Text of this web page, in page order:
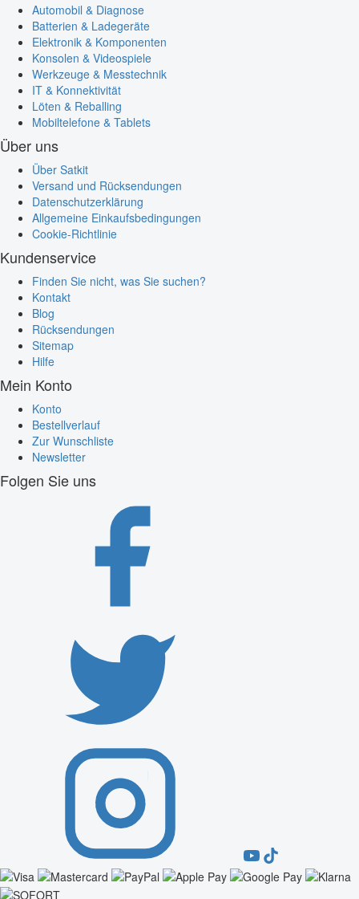
Automobil & Diagnose
Batterien & Ladegeräte
Elektronik & Komponenten
Konsolen & Videospiele
Werkzeuge & Messtechnik
IT & Konnektivität
Löten & Reballing
Mobiltelefone & Tablets
Über uns
Über Satkit
Versand und Rücksendungen
Datenschutzerklärung
Allgemeine Einkaufsbedingungen
Cookie-Richtlinie
Kundenservice
Finden Sie nicht, was Sie suchen?
Kontakt
Blog
Rücksendungen
Sitemap
Hilfe
Mein Konto
Konto
Bestellverlauf
Zur Wunschliste
Newsletter
Folgen Sie uns